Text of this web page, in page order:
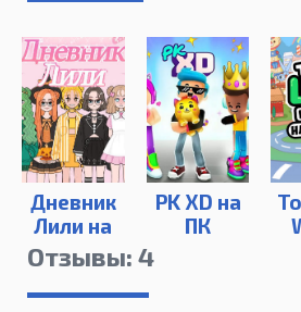
Дневник
Лили на
ПК
PK XD на
ПК
Отзывы: 4